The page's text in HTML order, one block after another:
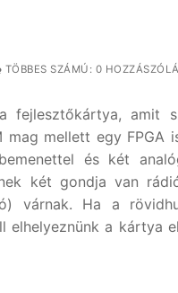
TÖBBES SZÁMÚ: 0
amit
mag mellett egy
és két
két gondja van
várnak. Ha a
a kártya